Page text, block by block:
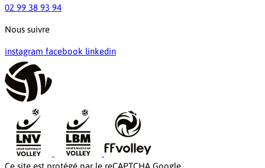
02 99 38 93 94
Nous suivre
instagram facebook linkedin
Ce site est protégé par le reCAPTCHA Google.